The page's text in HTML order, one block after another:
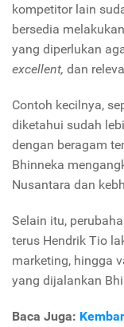
kompetitor lain
bersedia
yang diperlukan
excellent, dan
Contoh kecilnya,
diketahui sudah
dengan beragam
Bhinneka
Nusantara dan
Selain itu,
terus Hendrik Tio
marketing, hingga
yang dijalankan
Baca Juga: